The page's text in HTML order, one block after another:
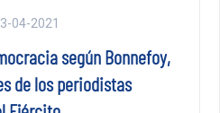
04-2021
según Bonnefoy,
de los periodistas